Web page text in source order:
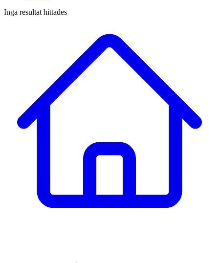
Inga resultat hittades